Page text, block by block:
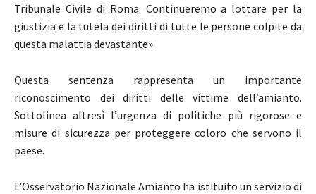
Tribunale Civile di Roma. Continueremo a lottare per la
giustizia e la tutela dei diritti di tutte le persone colpite da
questa malattia devastante».
Questa sentenza rappresenta un importante
riconoscimento dei diritti delle vittime dell’amianto.
Sottolinea altresì l’urgenza di politiche più rigorose e
misure di sicurezza per proteggere coloro che servono il
paese.
L’Osservatorio Nazionale Amianto ha istituito un servizio di